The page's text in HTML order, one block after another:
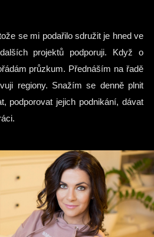
se mi podařilo sdružit je hned ve
projektů podporuji. Když o
průzkum. Přednáším na řadě
regiony. Snažím se denně plnit
podporovat jejich podnikání, dávat